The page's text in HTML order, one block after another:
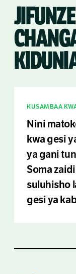
KUSAMBAA
Nini
kwa gesi
ya gani
Soma
suluhisho
gesi ya